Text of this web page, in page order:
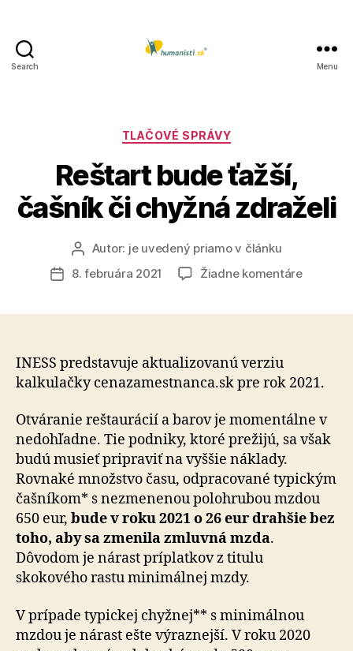
Search Menu
Kategórie
TLAČOVÉ SPRÁVY
Reštart bude ťažší,
čašník či chyžná zdraželi
Autor
článku
Autor: je uvedený priamo v článku
Dátum
8. februára 2021 Žiadne komentárena
chyžná
INESS predstavuje aktualizovanú verziu
kalkulačky cenazamestnanca.sk pre rok 2021.
Otváranie reštaurácií a barov je momentálne v
nedohľadne. Tie podniky, ktoré prežijú, sa však
budú musieť pripraviť na vyššie náklady.
Rovnaké množstvo času, odpracované typickým
čašníkom* s nezmenenou polohrubou mzdou
650 eur, bude v roku 2021 o 26 eur drahšie bez
toho, aby sa zmenila zmluvná mzda.
Dôvodom je nárast príplatkov z titulu
skokového rastu minimálnej mzdy.
V prípade typickej chyžnej** s minimálnou
mzdou je nárast ešte výraznejší. V roku 2020